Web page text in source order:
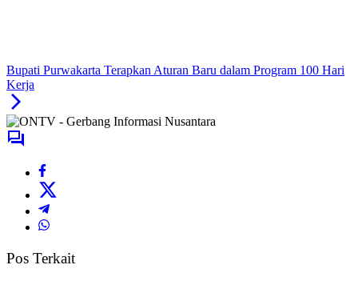
Bupati Purwakarta Terapkan Aturan Baru dalam Program 100 Hari
Kerja
Pos Terkait